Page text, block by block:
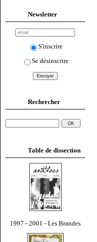
Newsletter
S'inscrire
Se désinscrire
Rechercher
Table de dissection
1997 - 2001 - Les Brandes